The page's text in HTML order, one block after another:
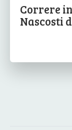
Correre
Nascosti